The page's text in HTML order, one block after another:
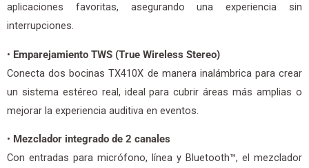
aplicaciones favoritas, asegurando una experiencia sin
interrupciones.
• Emparejamiento TWS (True Wireless Stereo)
Conecta dos bocinas TX410X de manera inalámbrica para crear
un sistema estéreo real, ideal para cubrir áreas más amplias o
mejorar la experiencia auditiva en eventos.
• Mezclador integrado de 2 canales
Con entradas para micrófono, línea y Bluetooth™, el mezclador